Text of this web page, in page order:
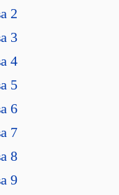
2
3
4
5
6
7
8
9